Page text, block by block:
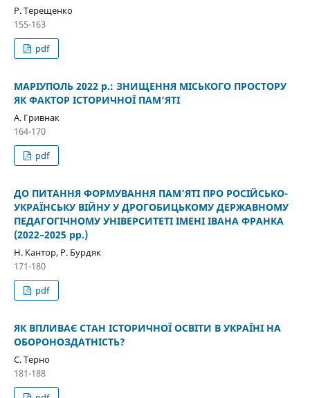
Р. Терещенко
155-163
pdf
МАРІУПОЛЬ 2022 р.: ЗНИЩЕННЯ МІСЬКОГО ПРОСТОРУ
ЯК ФАКТОР ІСТОРИЧНОЇ ПАМ’ЯТІ
А. Гривнак
164-170
pdf
ДО ПИТАННЯ ФОРМУВАННЯ ПАМ’ЯТІ ПРО РОСІЙСЬКО-
УКРАЇНСЬКУ ВІЙНУ У ДРОГОБИЦЬКОМУ ДЕРЖАВНОМУ
ПЕДАГОГІЧНОМУ УНІВЕРСИТЕТІ ІМЕНІ ІВАНА ФРАНКА
(2022–2025 рр.)
Н. Кантор, Р. Бурдяк
171-180
pdf
ЯК ВПЛИВАЄ СТАН ІСТОРИЧНОЇ ОСВІТИ В УКРАЇНІ НА
ОБОРОНОЗДАТНІСТЬ?
С. Терно
181-188